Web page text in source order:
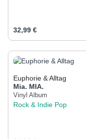
oder
Regulärer Preis:
32,99 €
Produkt
Euphorie & Alltag
Mia. MIA.
Vinyl Album
Rock & Indie Pop